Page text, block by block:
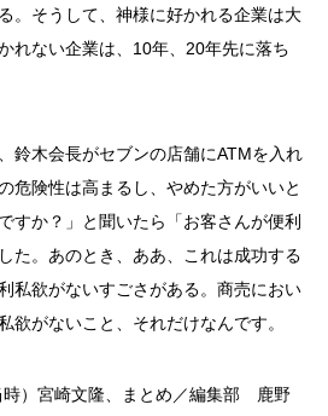
。そうして、神様に好かれる企業は大
れない企業は、10年、20年先に落ち
鈴木会長がセブンの店舗にATMを入れ
危険性は高まるし、やめた方がいいと
すか？」と聞いたら「お客さんが便利
た。あのとき、ああ、これは成功する
私欲がないすごさがある。商売におい
欲がないこと、それだけなんです。
時）宮崎文隆、まとめ／編集部 鹿野